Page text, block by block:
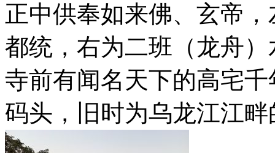
正中供奉如来佛、玄帝
都统，右为二班（龙舟
寺前有闻名天下的高宅
码头，旧时为乌龙江江